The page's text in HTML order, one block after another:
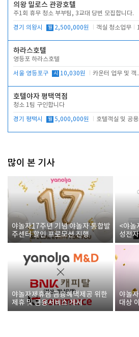
의왕 밀로스 관광호텔
주1회 휴무 청소 부부팀, 3교대 당번 모집합니다.
경기 의왕시 월 2,500,000원 객실 청소업무
하라스호텔
영등포 하라스호텔
서울 영등포구 시 10,030원 카운터 업무 및 객
호텔야자 평택역점
청소 1팀 구인합니다
경기 평택시 월 5,000,000원
많이 본 기사
야놀자17주년 기념 야놀자 통합발
주센터 할인 프로모션 진행
<야놀
성전
야놀자제휴점 금융혜택제공 위한
제휴 및 금융서비스 게시
야놀
대상
폰 증